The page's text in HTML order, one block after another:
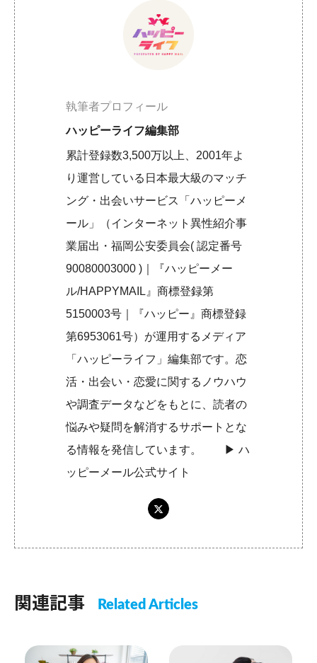
執筆者プロフィール
ハッピーライフ編集部
累計登録数3,500万以上、2001年よ
り運営している日本最大級のマッチ
ング・出会いサービス「ハッピーメ
ール」（インターネット異性紹介事
業届出・福岡公安委員会( 認定番号
90080003000 )｜『ハッピーメー
ル/HAPPYMAIL』商標登録第
5150003号｜『ハッピー』商標登録
第6953061号）が運用するメディア
「ハッピーライフ」編集部です。恋
活・出会い・恋愛に関するノウハウ
や調査データなどをもとに、読者の
悩みや疑問を解消するサポートとな
る情報を発信しています。 ▶︎ハ
ッピーメール公式サイト
関連記事 Related Articles